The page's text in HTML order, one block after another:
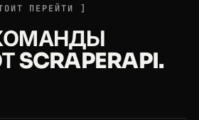
ПЕРЕЙТИ
SCRAPERAPI.